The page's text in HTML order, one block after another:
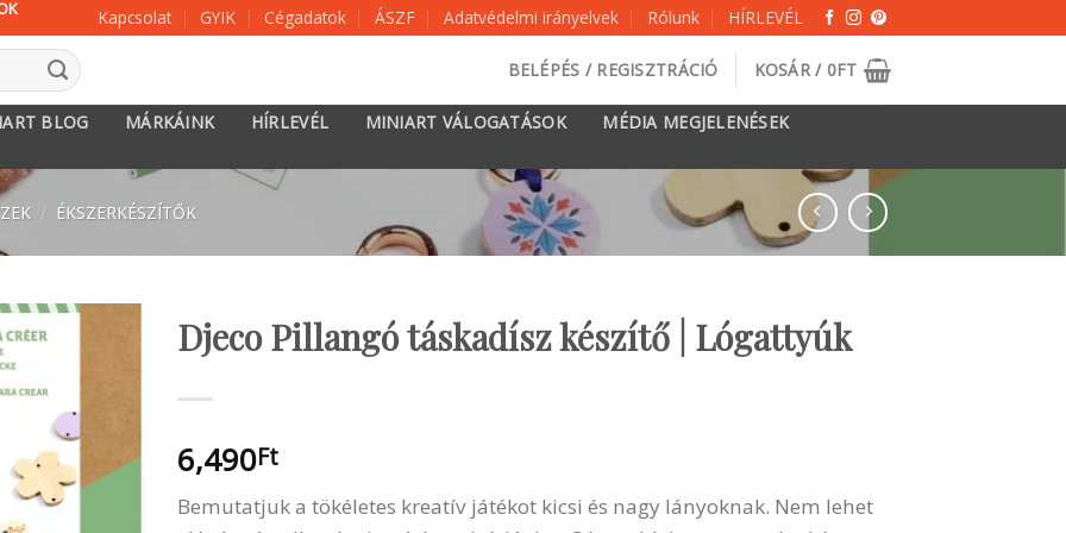
Kapcsolat GYIK Cégadatok ÁSZF Adatvédelmi irányelvek Rólunk HÍRLEVÉL
BELÉPÉS / REGISZTRÁCIÓ KOSÁR / 0FT
BLOG MÁRKÁINK HÍRLEVÉL MINIART VÁLOGATÁSOK
MÉDIA MEGJELENÉSEK
/ ÉKSZERKÉSZÍTŐK
Djeco Pillangó táskadísz készítő | Lógattyúk
6,490Ft
Bemutatjuk a tökéletes kreatív játékot kicsi és nagy lányoknak. Nem lehet